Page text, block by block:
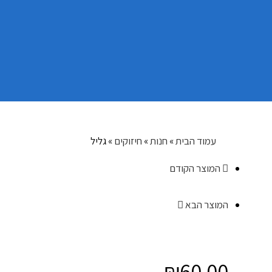
עמוד הבית» חנות» חיזוקים»גליל
המוצר הקודם
המוצר הבא